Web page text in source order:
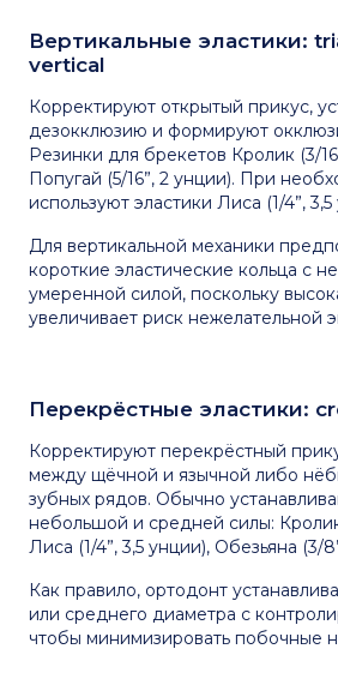
Вертикальные эластики:
vertical
Корректируют открытый прикус,
дезокклюзию и формируют
Резинки для брекетов Кролик (3/
Попугай (5/16”, 2 унции). При
используют эластики Лиса (1/4”, 3,5
Для вертикальной механики
короткие эластические кольца с
умеренной силой, поскольку
увеличивает риск нежелательной
Перекрёстные эластики:
Корректируют перекрёстный
между щёчной и язычной либо
зубных рядов. Обычно
небольшой и средней силы: Кролик
Лиса (1/4”, 3,5 унции), Обезьяна (3/
Как правило, ортодонт
или среднего диаметра с
чтобы минимизировать побочные